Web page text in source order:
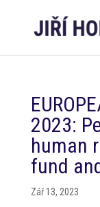
2023:
human
fund
Zář 13, 2023